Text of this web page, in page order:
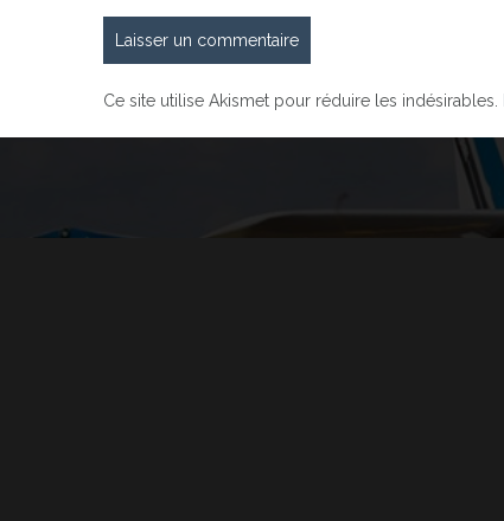
Ce site utilise Akismet pour réduire les indésirables.